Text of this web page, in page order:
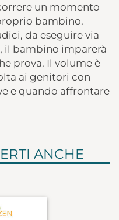
un momento
bambino.
da eseguire via
il bambino imparerà
prova. Il volume è
ai genitori con
e quando affrontare
ANCHE